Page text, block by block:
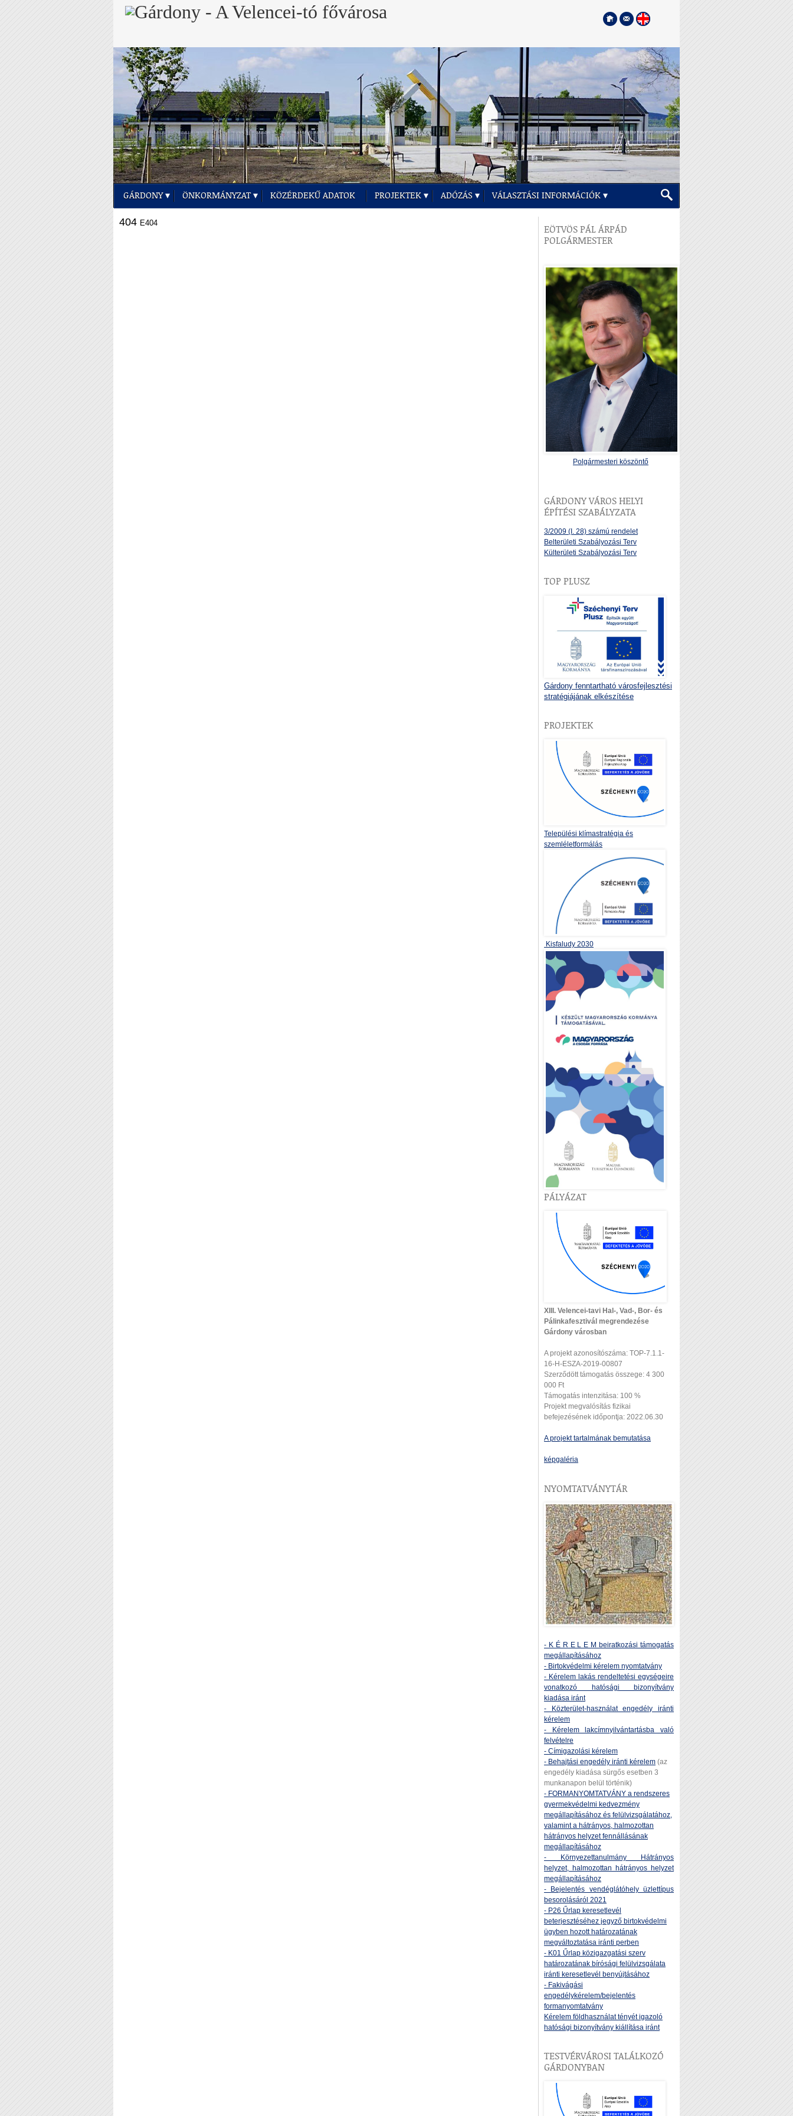
GÁRDONY ÖNKORMÁNYZAT KÖZÉRDEKŰ ADATOK PROJEKTEK ADÓZÁS VÁLASZTÁSI INFORMÁCIÓK
404 E404
EÖTVÖS PÁL ÁRPÁD
POLGÁRMESTER
Polgármesteri köszöntő
GÁRDONY VÁROS HELYI
ÉPÍTÉSI SZABÁLYZATA
3/2009 (I. 28) számú rendelet
Belterületi Szabályozási Terv
Külterületi Szabályozási Terv
TOP PLUSZ
Gárdony fenntartható városfejlesztési
stratégiájának elkészítése
PROJEKTEK
Települési klímastratégia és
szemléletformálás
Kisfaludy 2030
PÁLYÁZAT
XIII. Velencei-tavi Hal-, Vad-, Bor- és
Pálinkafesztivál megrendezése
Gárdony városban
A projekt azonosítószáma: TOP-7.1.1-
16-H-ESZA-2019-00807
Szerződött támogatás összege: 4 300
000 Ft
Támogatás intenzitása: 100 %
Projekt megvalósítás fizikai
befejezésének időpontja: 2022.06.30
A projekt tartalmának bemutatása
képgaléria
NYOMTATVÁNYTÁR
- K É R E L E M beiratkozási támogatás
megállapításához
- Birtokvédelmi kérelem nyomtatvány
- Kérelem lakás rendeltetési egységeire
vonatkozó hatósági bizonyítvány
kiadása iránt
- Közterület-használat engedély iránti
kérelem
- Kérelem lakcímnyilvántartásba való
felvételre
- Címigazolási kérelem
- Behajtási engedély iránti kérelem (az
engedély kiadása sürgős esetben 3
munkanapon belül történik)
- FORMANYOMTATVÁNY a rendszeres
gyermekvédelmi kedvezmény
megállapításához és felülvizsgálatához,
valamint a hátrányos, halmozottan
hátrányos helyzet fennállásának
megállapításához
- Környezettanulmány Hátrányos
helyzet, halmozottan hátrányos helyzet
megállapításához
- Bejelentés vendéglátóhely üzlettípus
besorolásáról 2021
- P26 Űrlap keresetlevél
beterjesztéséhez jegyző birtokvédelmi
ügyben hozott határozatának
megváltoztatása iránti perben
- K01 Űrlap közigazgatási szerv
határozatának bírósági felülvizsgálata
iránti keresetlevél benyújtásához
- Fakivágási
engedélykérelem/bejelentés
formanyomtatvány
Kérelem földhasználat tényét igazoló
hatósági bizonyítvány kiállítása iránt
TESTVÉRVÁROSI TALÁLKOZÓ
GÁRDONYBAN